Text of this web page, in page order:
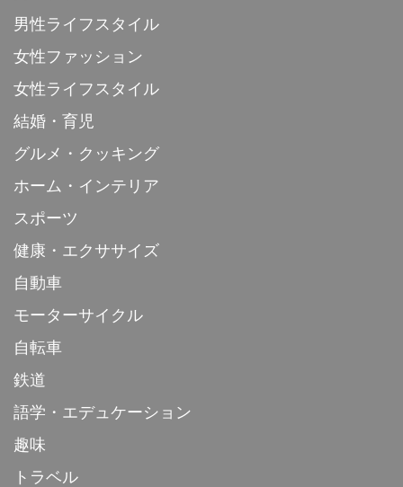
男性ライフスタイル
女性ファッション
女性ライフスタイル
結婚・育児
グルメ・クッキング
ホーム・インテリア
スポーツ
健康・エクササイズ
自動車
モーターサイクル
自転車
鉄道
語学・エデュケーション
趣味
トラベル